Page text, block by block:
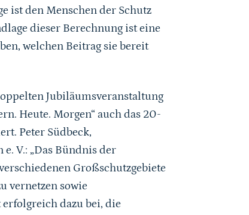
ist den Menschen der Schutz
dieser Berechnung ist eine
welchen Beitrag sie bereit
Jubiläumsveranstaltung
Heute. Morgen“ auch das 20-
Peter Südbeck,
V.: „Das Bündnis der
Großschutzgebiete
vernetzen sowie
dazu bei, die